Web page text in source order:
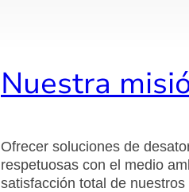
Nuestra
Ofrecer soluciones de
respetuosas con el medio
satisfacción total de